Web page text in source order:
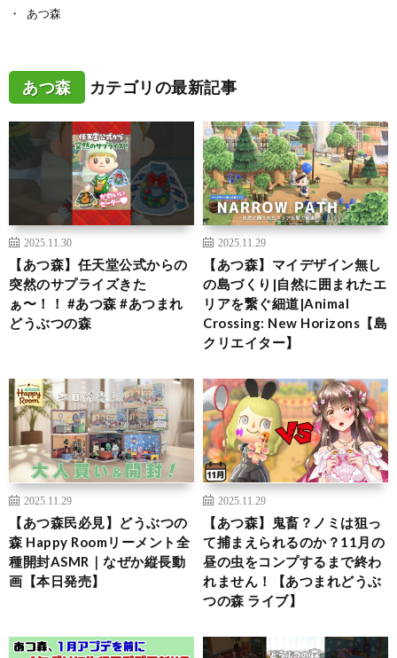
あつ森
あつ森 カテゴリの最新記事
2025.11.30
【あつ森】任天堂公式からの
突然のサプライズきた
ぁ〜！！ #あつ森 #あつまれ
どうぶつの森
2025.11.29
【あつ森】マイデザイン無し
の島づくり|自然に囲まれたエ
リアを繋ぐ細道|Animal
Crossing: New Horizons【島
クリエイター】
2025.11.29
【あつ森民必見】どうぶつの
森 Happy Roomリーメント全
種開封ASMR｜なぜか縦長動
画【本日発売】
2025.11.29
【あつ森】鬼畜？ノミは狙っ
て捕まえられるのか？11月の
昼の虫をコンプするまで終わ
れません！【あつまれどうぶ
つの森 ライブ】